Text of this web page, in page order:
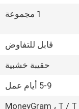
1 مجموعة
قابل للتفاوض
حقيبة خشبية
5-9 أيام عمل